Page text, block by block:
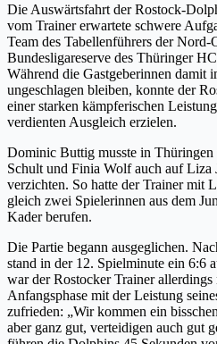
Die Auswärtsfahrt der Rostock-
vom Trainer erwartete schwere
Team des Tabellenführers der Nord-
Bundesligareserve des Thüringer
Während die Gastgeberinnen damit
ungeschlagen bleiben, konnte der
einer starken kämpferischen
verdienten Ausgleich erzielen.
Dominic Buttig musste in
Schult und Finia Wolf auch auf Liza
verzichten. So hatte der Trainer mit
gleich zwei Spielerinnen aus dem
Kader berufen.
Die Partie begann ausgeglichen.
stand in der 12. Spielminute ein 6:6
war der Rostocker Trainer allerdings
Anfangsphase mit der Leistung
zufrieden: „Wir kommen ein
aber ganz gut, verteidigen auch gut